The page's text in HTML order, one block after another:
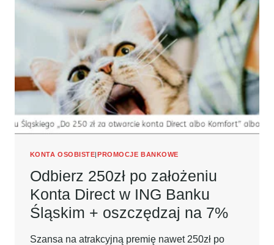
CITIKONTA
+100ZŁ
PROGRAMIE
MASTERCARD
BEZCENNE
CHWILE!
KONTA OSOBISTE|PROMOCJE BANKOWE
Odbierz 250zł po założeniu
Konta Direct w ING Banku
Śląskim + oszczędzaj na 7%
Szansa na atrakcyjną premię nawet 250zł po